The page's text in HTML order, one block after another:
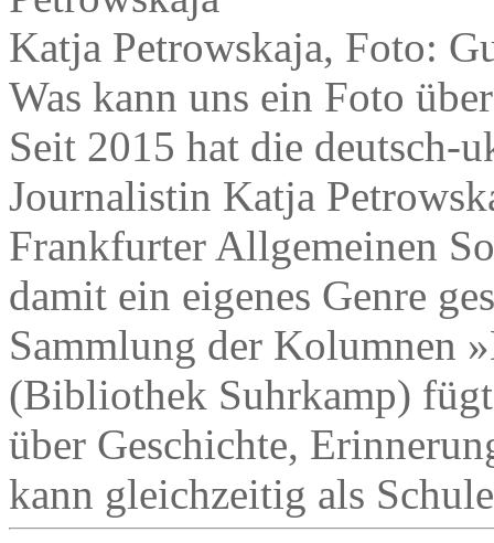
Katja Petrowskaja, Foto:
Was kann uns ein Foto
Seit 2015 hat die deutsch-
Journalistin Katja
Frankfurter Allgemeinen
damit ein eigenes Genre
Sammlung der Kolumnen
(Bibliothek Suhrkamp)
über Geschichte,
kann gleichzeitig als